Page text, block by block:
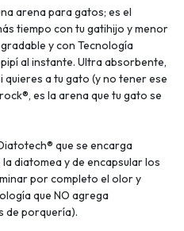
arena para gatos; es el
tiempo con tu gatihijo y menor
y con Tecnología
al instante. Ultra absorbente,
quieres a tu gato (y no tener ese
es la arena que tu gato se
que se encarga
diatomea y de encapsular los
por completo el olor y
que NO agrega
de porquería).